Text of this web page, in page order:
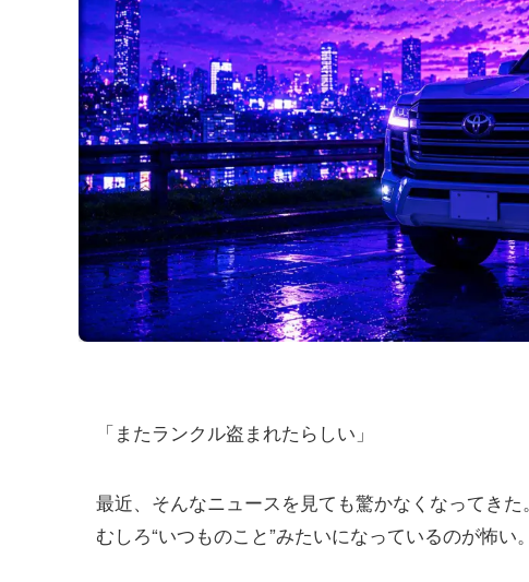
「またランクル盗まれたらしい」
最近、そんなニュースを見ても驚かなくなってきた。
むしろ“いつものこと”みたいになっているのが怖い。